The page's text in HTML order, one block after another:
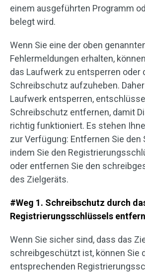
einem ausgeführten Programm
belegt wird.
Wenn Sie eine der oben
Fehlermeldungen erhalten,
das Laufwerk zu entsperren oder
Schreibschutz aufzuheben.
Laufwerk entsperren,
Schreibschutz entfernen, damit
richtig funktioniert. Es stehen
zur Verfügung: Entfernen Sie
indem Sie den
oder entfernen Sie den
des Zielgeräts.
#Weg 1. Schreibschutz durch
Registrierungsschlüssels
Wenn Sie sicher sind, dass das
schreibgeschützt ist, können Sie
entsprechenden